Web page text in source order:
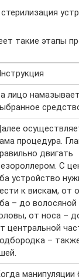
такие этапы
лицо
процедура.
двигать
С
устройство
к вискам, от
– до волосяной
от носа –
центральной
–
манипуляции